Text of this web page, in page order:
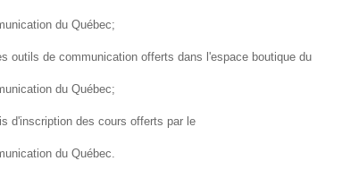
du Québec;
outils de communication offerts dans l'espace boutique du
du Québec;
d'inscription des cours offerts par le
du Québec.